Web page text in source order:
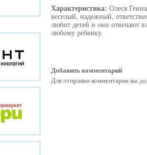
Характеристика: Олеся
веселый, надежный,
любит детей и они отвечают
любому ребенку.
Добавить комментарий
Для отправки комментария вы